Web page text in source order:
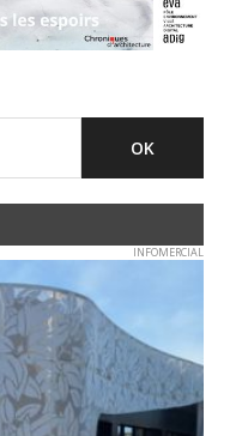
INFOMERCIAL